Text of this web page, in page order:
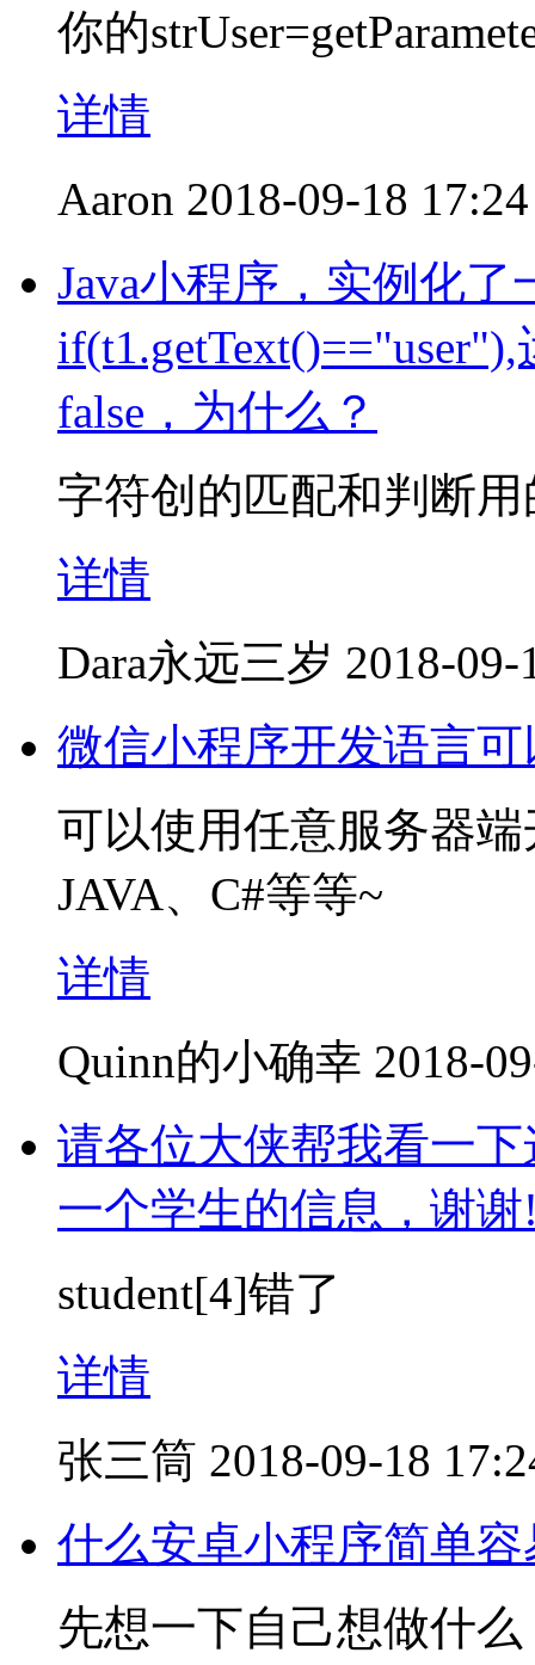
你的
详情
Aaron 2018-09-18 17:24
Java小程序，实例化了
false，为什么？
字符创的匹配和判断
详情
Dara永远三岁 2018-09-
微信小程序开发语言
可以使用任意服务器
JAVA、C#等等~
详情
Quinn的小确幸 2018-
请各位大侠帮我看一
一个学生的信息，谢谢
student[4]错了
详情
张三筒 2018-09-18
什么安卓小程序简单
先想一下自己想做什